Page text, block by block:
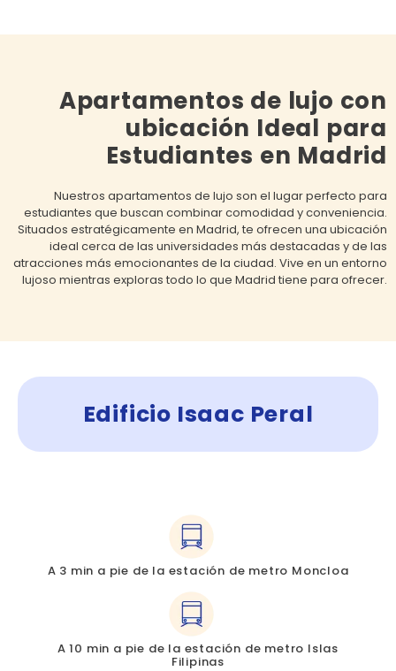
Apartamentos de lujo con
ubicación Ideal para
Estudiantes en Madrid
Nuestros apartamentos de lujo son el lugar perfecto para
estudiantes que buscan combinar comodidad y conveniencia.
Situados estratégicamente en Madrid, te ofrecen una ubicación
ideal cerca de las universidades más destacadas y de las
atracciones más emocionantes de la ciudad. Vive en un entorno
lujoso mientras exploras todo lo que Madrid tiene para ofrecer.
Edificio Isaac Peral
A 3 min a pie de la estación de metro Moncloa
A 10 min a pie de la estación de metro Islas
Filipinas